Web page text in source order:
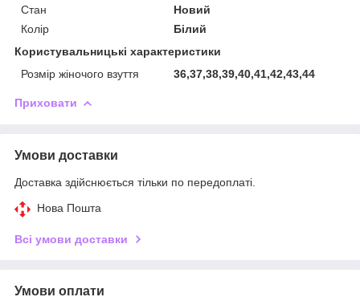
Стан
Новий
Колір
Білий
Користувальницькі характеристики
Розмір жіночого взуття
36,37,38,39,40,41,42,43,44
Приховати
Умови доставки
Доставка здійснюється тільки по передоплаті.
Нова Пошта
Всі умови доставки
Умови оплати